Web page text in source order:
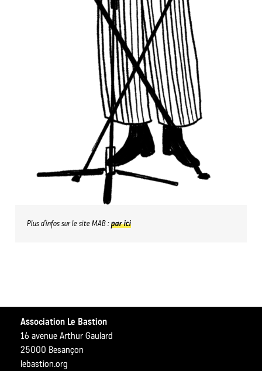
Plus d’infos sur le site MAB :par ici
Association Le Bastion
16 avenue Arthur Gaulard
25000 Besançon
lebastion.org